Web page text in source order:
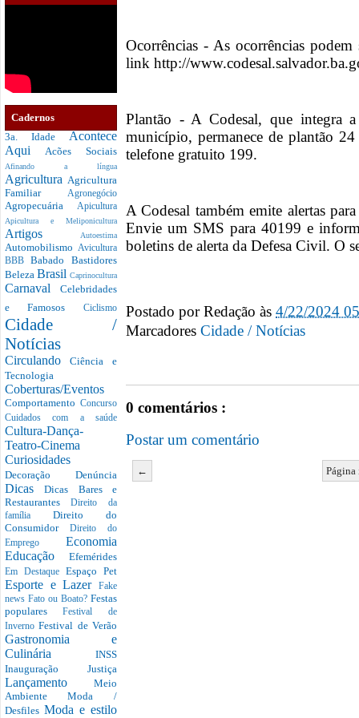
Cadernos
3a. Idade Acontece
Aqui Acões Sociais
Afinando a língua
Agricultura Agricultura
Familiar Agronegócio
Agropecuária Apicultura
Apicultura e Meliponicultura
Artigos Autoestima
Automobilismo Avicultura
BBBBabado Bastidores
Beleza Brasil Caprinocultura
Carnaval Celebridades
e Famosos Ciclismo
Cidade /
Notícias
CirculandoCiência e
Tecnologia
Coberturas/Eventos
Comportamento Concurso
Cuidados com a saúde
Cultura-Dança-
Teatro-Cinema
Curiosidades
Decoração Denúncia
DicasDicas Bares e
RestaurantesDireito da
família Direito do
Consumidor Direito do
Emprego Economia
Educação Efemérides
Em Destaque Espaço Pet
Esporte e Lazer
Fake
news Fato ou Boato? Festas
popularesFestival de
InvernoFestival de Verão
Gastronomia e
Culinária INSS
Inauguração Justiça
Lançamento Meio
AmbienteModa /
Desfiles Moda e estilo
Ocorrências - As ocorrências
link http://
Plantão - A Codesal, que integra
município, permanece de plantão
telefone gratuito 199.
A Codesal também emite alertas
Envie um SMS para 40199 e
boletins de alerta da Defesa Civil. O
Postado porRedação às 4/22/2024
Marcadores Cidade / Notícias
0 comentários :
Postar um comentário
←